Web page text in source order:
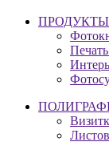
ПРОДУКТЫ